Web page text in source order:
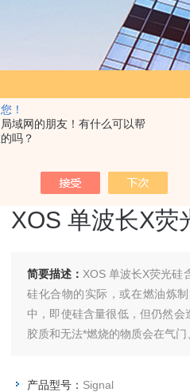
！
域网的朋友！有什么可以帮
吗？
析仪 >SignalXOS 单波长X荧光硅
XOS 单波长X荧
简要描述： XOS 单波长X荧光硅
硅化合物的实际，或在燃油炼
中，即使硅含量很低，但仍然会
胶质和无法*燃烧的物质会在气
产品型号： Signal